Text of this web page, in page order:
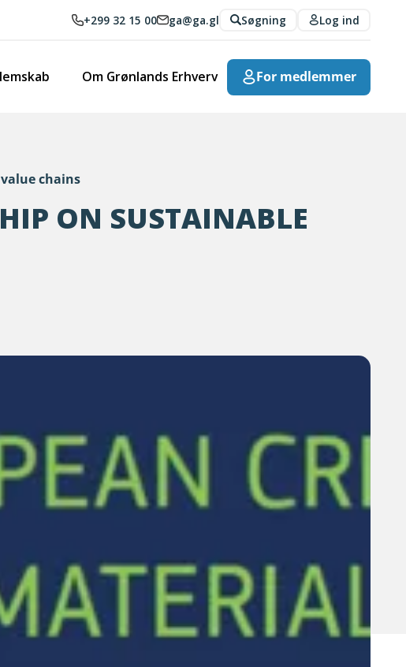
+299 32 15 00 ga@ga.gl Søgning Log ind
Om Grønlands Erhverv For medlemmer
chains
ON SUSTAINABLE